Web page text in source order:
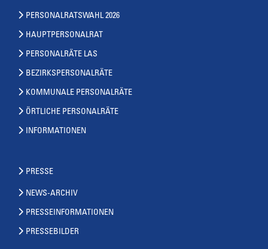
PERSONALRATSWAHL 2026
HAUPTPERSONALRAT
PERSONALRÄTE LAS
BEZIRKSPERSONALRÄTE
KOMMUNALE PERSONALRÄTE
ÖRTLICHE PERSONALRÄTE
INFORMATIONEN
PRESSE
NEWS-ARCHIV
PRESSEINFORMATIONEN
PRESSEBILDER